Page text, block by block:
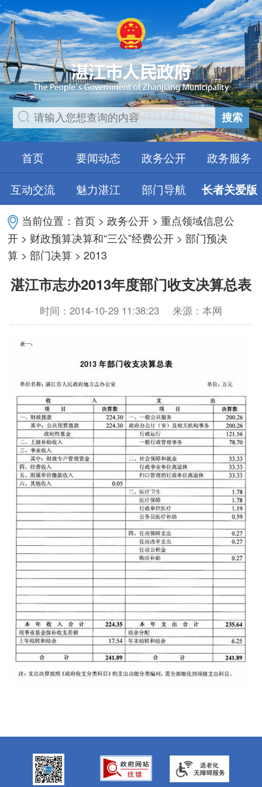
搜索
首页 要闻动态 政务公开
政务服务
互动交流
魅力湛江 部门导航 长者关爱版
当前位置：首页 >政务公开 >重点领域信息公
开 > 财政预算决算和“三公”经费公开 >部门预决
算 >部门决算 >2013
湛江市志办2013年度部门收支决算总表
时间：2014-10-29 11:38:23 来源：本网